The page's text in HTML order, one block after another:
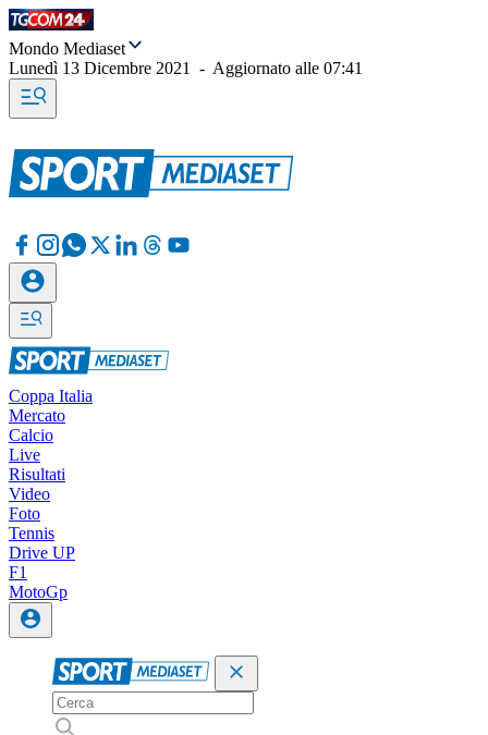
Mondo Mediaset
Lunedì 13 Dicembre 2021
- Aggiornato alle 07:41
Coppa Italia
Mercato
Calcio
Live
Risultati
Video
Foto
Tennis
Drive UP
F1
MotoGp